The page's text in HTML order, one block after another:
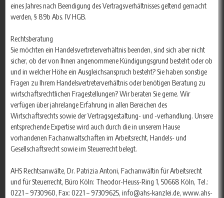
eines Jahres nach Beendigung des Vertragsverhältnisses geltend gemacht
werden, § 89b Abs. IV HGB.
Rechtsberatung
Sie möchten ein Handelsvertreterverhältnis beenden, sind sich aber nicht
sicher, ob der von Ihnen angenommene Kündigungsgrund besteht oder ob
und in welcher Höhe ein Ausgleichsanspruch besteht? Sie haben sonstige
Fragen zu Ihrem Handelsvertreterverhältnis oder benötigen Beratung zu
wirtschaftsrechtlichen Fragestellungen? Wir beraten Sie gerne. Wir
verfügen über jahrelange Erfahrung in allen Bereichen des
Wirtschaftsrechts sowie der Vertragsgestaltung- und -verhandlung. Unsere
entsprechende Expertise wird auch durch die in unserem Hause
vorhandenen Fachanwaltschaften im Arbeitsrecht, Handels- und
Gesellschaftsrecht sowie im Steuerrecht belegt.
AHS Rechtsanwälte, Dr. Patrizia Antoni, Fachanwältin für Arbeitsrecht
und für Steuerrecht, Büro Köln: Theodor-Heuss-Ring 1, 50668 Köln, Tel.:
0221 – 9730960, Fax: 0221 – 97309625, info@ahs-kanzlei.de, www.ahs-